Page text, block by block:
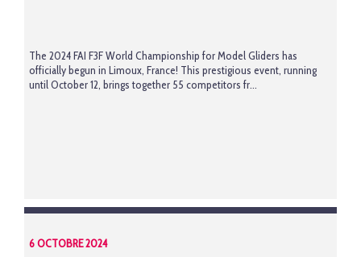
The 2024 FAI F3F World Championship for Model Gliders has
officially begun in Limoux, France! This prestigious event, running
until October 12, brings together 55 competitors fr...
6 OCTOBRE 2024